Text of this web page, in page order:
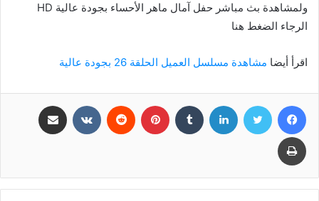
ولمشاهدة بث مباشر حفل آمال ماهر الأحساء بجودة عالية HD
الرجاء الضغط هنا
اقرأ أيضا مشاهدة مسلسل العميل الحلقة 26 بجودة عالية
فيسبوك تويتر لينكدإن بينتيريست
طباعة